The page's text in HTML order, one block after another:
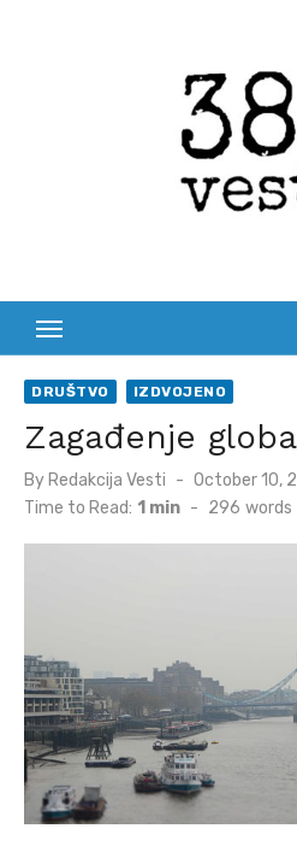
DRUŠTVO IZDVOJENO
Zagađenje
By Redakcija Vesti
Posted
on
October 10,
Time to Read: 1 min - 296 words